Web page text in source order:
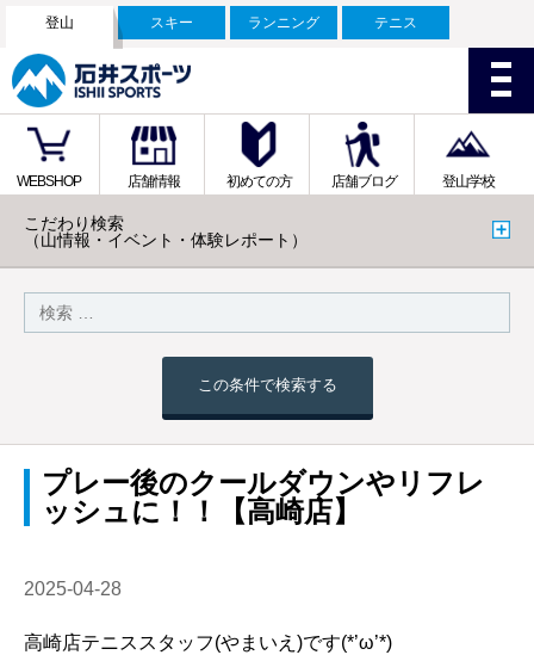
登山 スキー ランニング テニス
WEBSHOP 店舗情報 初めての方 店舗ブログ 登山学校
こだわり検索
（山情報・イベント・体験レポート）
この条件で検索する
プレー後のクールダウンやリフレ
ッシュに！！【高崎店】
2025-04-28
高崎店テニススタッフ(やまいえ)です(*’ω’*)